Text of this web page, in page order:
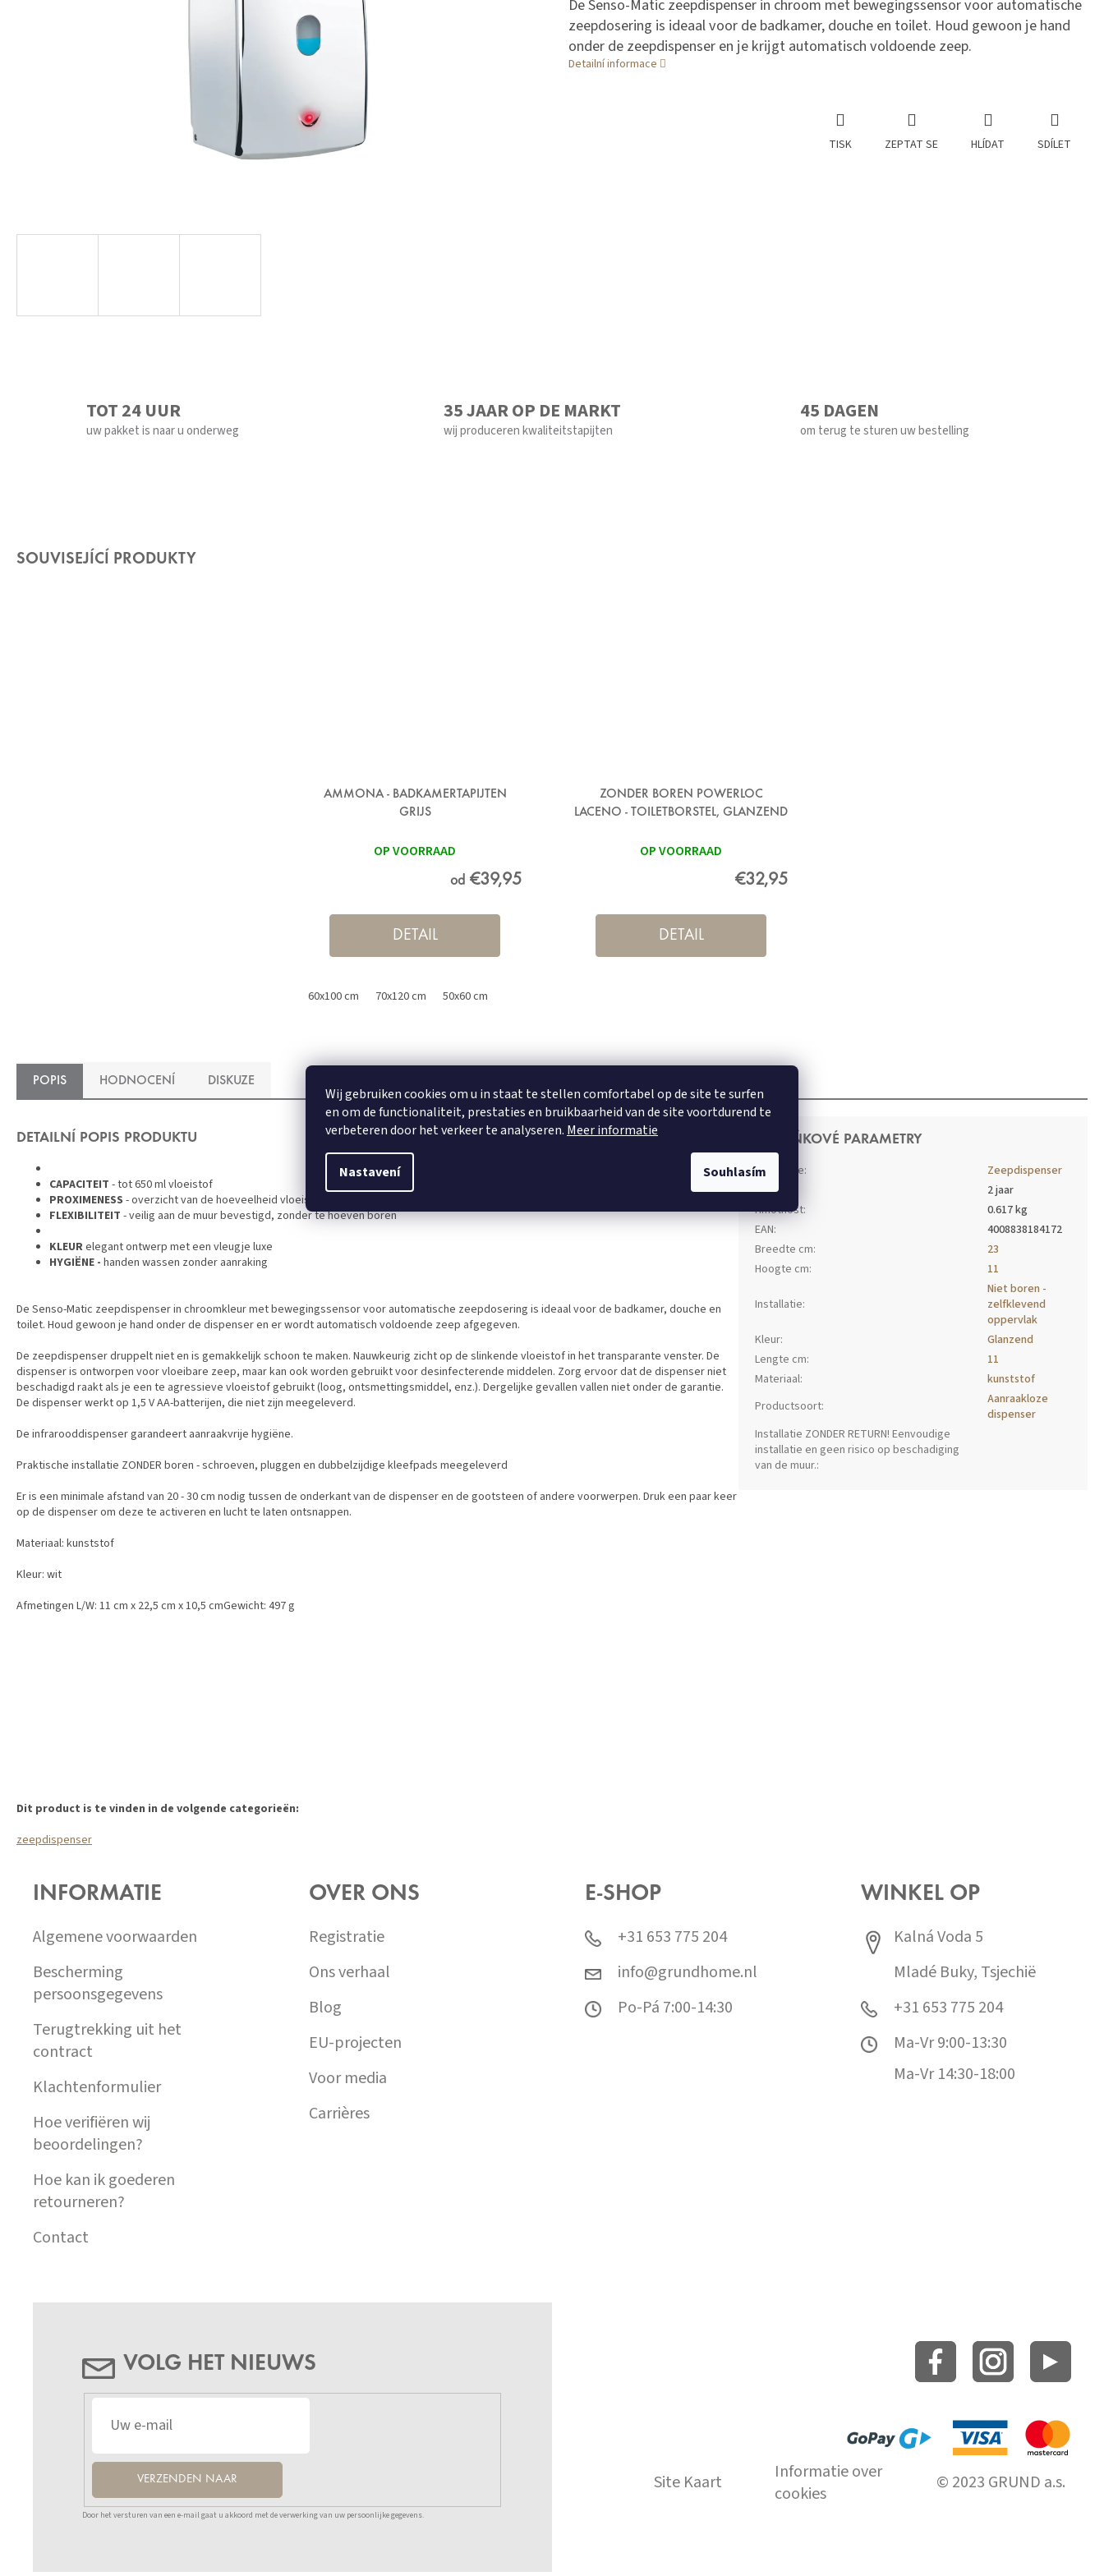
Wij gebruiken cookies om u in staat te stellen comfortabel op de site te surfen
en om de functionaliteit, prestaties en bruikbaarheid van de site voortdurend te
verbeteren door het verkeer te analyseren. Meer informatie
Nastavení Souhlasím
De Senso-Matic zeepdispenser in chroom met bewegingssensor voor automatische
zeepdosering is ideaal voor de badkamer, douche en toilet. Houd gewoon je hand
onder de zeepdispenser en je krijgt automatisch voldoende zeep.
Detailní informace
TISK ZEPTAT SE HLÍDAT SDÍLET
TOT 24 UUR
uw pakket is naar u onderweg
35 JAAR OP DE MARKT
wij produceren kwaliteitstapijten
45 DAGEN
om terug te sturen uw bestelling
SOUVISEJÍCÍ PRODUKTY
AMMONA - BADKAMERTAPIJTEN
GRIJS
OP VOORRAAD
od €39,95
DETAIL
60x100 cm 70x120 cm 50x60 cm
ZONDER BOREN POWERLOC
LACENO - TOILETBORSTEL, GLANZEND
OP VOORRAAD
€32,95
DETAIL
POPIS HODNOCENÍ DISKUZE
DETAILNÍ POPIS PRODUKTU
CAPACITEIT - tot 650 ml vloeistof
PROXIMENESS - overzicht van de hoeveelheid vloeistof die lekt
FLEXIBILITEIT - veilig aan de muur bevestigd, zonder te hoeven boren
KLEURelegant ontwerp met een vleugje luxe
HYGIËNE - handen wassen zonder aanraking
De Senso-Matic zeepdispenser in chroomkleur met bewegingssensor voor automatische zeepdosering is ideaal voor de badkamer, douche en
toilet. Houd gewoon je hand onder de dispenser en er wordt automatisch voldoende zeep afgegeven.
De zeepdispenser druppelt niet en is gemakkelijk schoon te maken. Nauwkeurig zicht op de slinkende vloeistof in het transparante venster. De
dispenser is ontworpen voor vloeibare zeep, maar kan ook worden gebruikt voor desinfecterende middelen. Zorg ervoor dat de dispenser niet
beschadigd raakt als je een te agressieve vloeistof gebruikt (loog, ontsmettingsmiddel, enz.). Dergelijke gevallen vallen niet onder de garantie.
De dispenser werkt op 1,5 V AA-batterijen, die niet zijn meegeleverd.
De infrarooddispenser garandeert aanraakvrije hygiëne.
Praktische installatie ZONDER boren - schroeven, pluggen en dubbelzijdige kleefpads meegeleverd
Er is een minimale afstand van 20 - 30 cm nodig tussen de onderkant van de dispenser en de gootsteen of andere voorwerpen. Druk een paar keer
op de dispenser om deze te activeren en lucht te laten ontsnappen.
Materiaal: kunststof
Kleur: wit
Afmetingen L/W: 11 cm x 22,5 cm x 10,5 cmGewicht: 497 g
Dit product is te vinden in de volgende categorieën:
zeepdispenser
DOPLŇKOVÉ PARAMETRY
Kategorie:
Zeepdispenser
Záruka
2 jaar
Hmotnost:
0.617 kg
EAN:
4008838184172
Breedte cm:
23
Hoogte cm: 11
Installatie:
Niet boren -
zelfklevend
oppervlak
Kleur:
Glanzend
Lengte cm:
11
Materiaal:
kunststof
Productsoort:
Aanraakloze
dispenser
Installatie ZONDER RETURN! Eenvoudige
installatie en geen risico op beschadiging
van de muur.:
INFORMATIE
Algemene voorwaarden
Bescherming
persoonsgegevens
Terugtrekking uit het
contract
Klachtenformulier
Hoe verifiëren wij
beoordelingen?
Hoe kan ik goederen
retourneren?
Contact
OVER ONS
Registratie
Ons verhaal
Blog
EU-projecten
Voor media
Carrières
E-SHOP
+31 653 775 204
info@grundhome.nl
Po-Pá 7:00-14:30
WINKEL OP
Kalná Voda 5
Mladé Buky, Tsjechië
+31 653 775 204
Ma-Vr 9:00-13:30
Ma-Vr 14:30-18:00
VOLG HET NIEUWS
VERZENDEN NAAR
Door het versturen van een e-mail gaat u akkoord met de verwerking van uw persoonlijke gegevens.
Site Kaart
Informatie over
cookies
© 2023 GRUND a.s.